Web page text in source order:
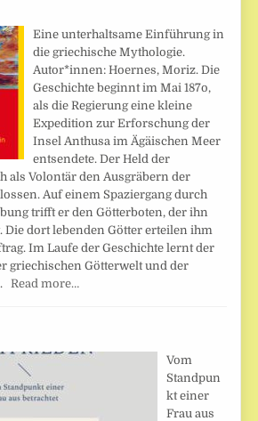
Eine unterhaltsame Einführung in
die griechische Mythologie.
Autor*innen: Hoernes, Moriz. Die
Geschichte beginnt im Mai 187o,
als die Regierung eine kleine
Expedition zur Erforschung der
Insel Anthusa im Ägäischen Meer
entsendete. Der Held der
als Volontär den Ausgräbern der
Auf einem Spaziergang durch
trifft er den Götterboten, der ihn
Die dort lebenden Götter erteilen ihm
Im Laufe der Geschichte lernt der
griechischen Götterwelt und der
Read more…
Vom
Standpun
kt einer
Frau aus